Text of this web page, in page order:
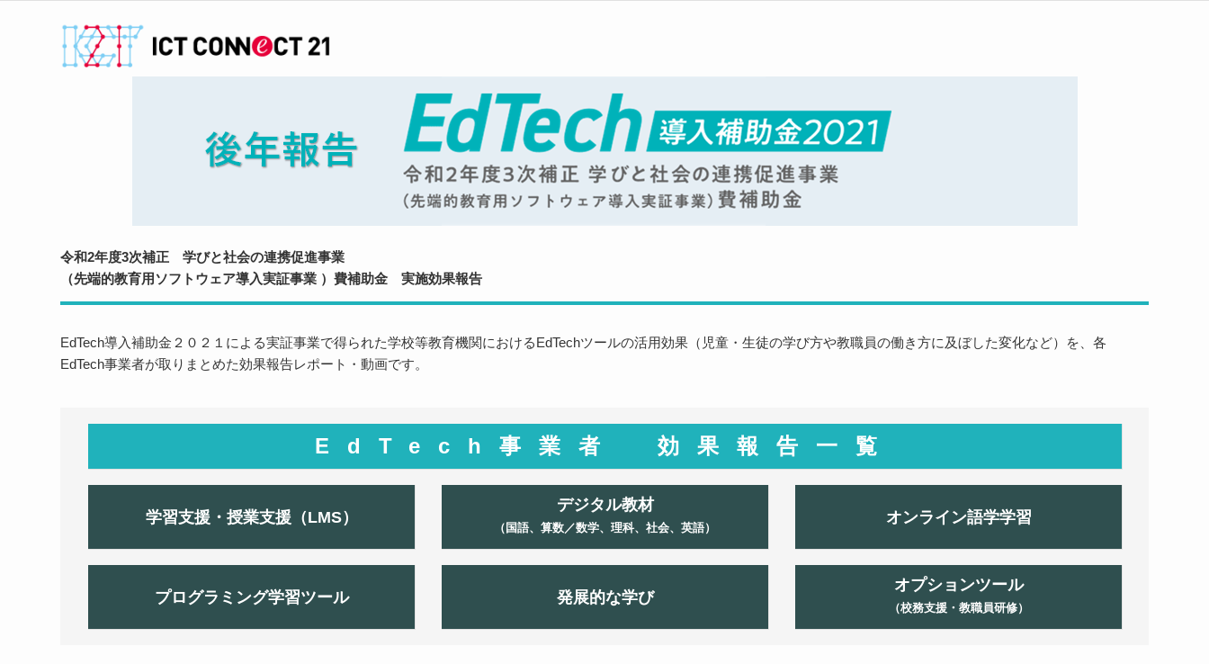
令和2年度3次補正 学びと社会の連携促進事業
（先端的教育用ソフトウェア導入実証事業 ）費補助金 実施効果報告
EdTech導入補助金２０２１による実証事業で得られた学校等教育機関におけるEdTechツールの活用効果（児童・生徒の学び方や教職員の働き方に及ぼした変化など）を、各
EdTech事業者が取りまとめた効果報告レポート・動画です。
EdTech事業者 効果報告一覧
学習支援・授業支援（LMS）
デジタル教材
（国語、算数／数学、理科、社会、英語）
オンライン語学学習
プログラミング学習ツール 発展的な学び
オプションツール
（校務支援・教職員研修）